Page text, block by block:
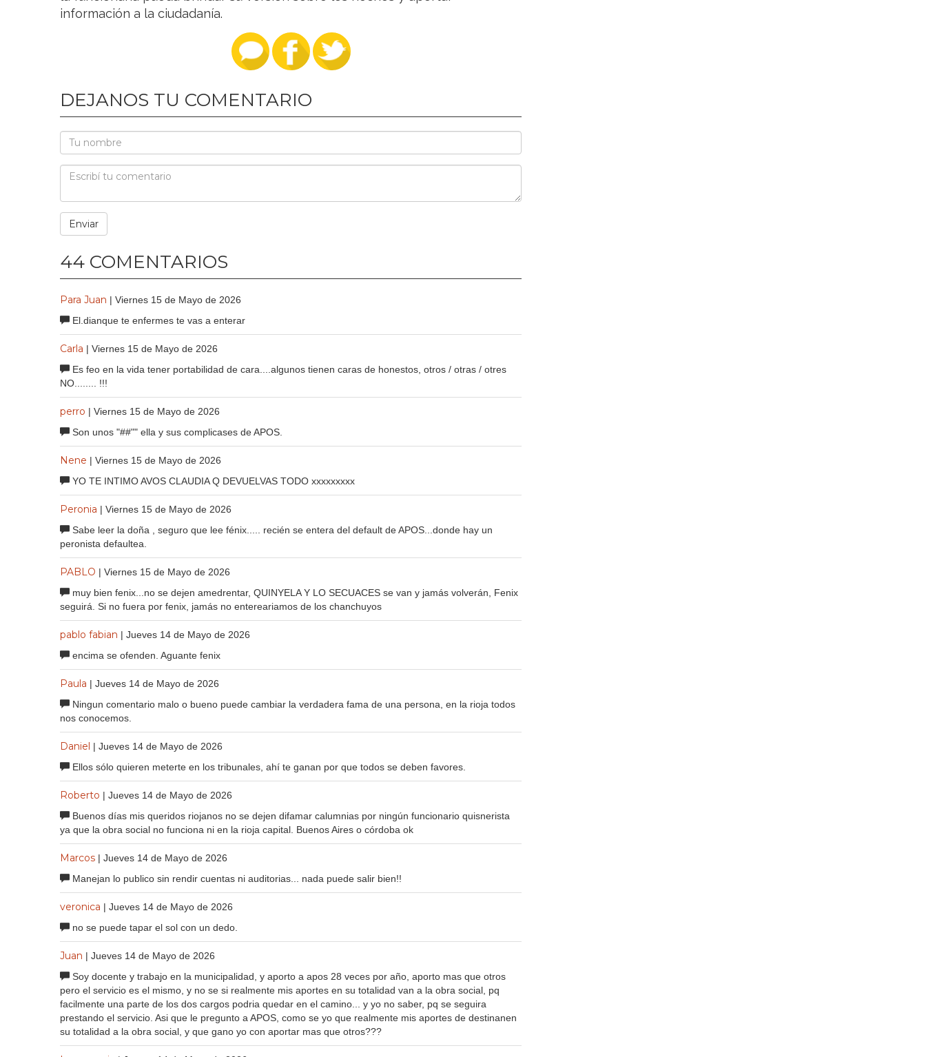
información a la ciudadanía.
DEJANOS TU COMENTARIO
44 COMENTARIOS
Para Juan | Viernes 15 de Mayo de 2026
El.dianque te enfermes te vas a enterar
Carla | Viernes 15 de Mayo de 2026
Es feo en la vida tener portabilidad de cara....algunos tienen caras de honestos, otros / otras / otres
NO........ !!!
perro | Viernes 15 de Mayo de 2026
Son unos "##"" ella y sus complicases de APOS.
Nene | Viernes 15 de Mayo de 2026
YO TE INTIMO AVOS CLAUDIA Q DEVUELVAS TODO xxxxxxxxx
Peronia | Viernes 15 de Mayo de 2026
Sabe leer la doña , seguro que lee fénix..... recién se entera del default de APOS...donde hay un
peronista defaultea.
PABLO | Viernes 15 de Mayo de 2026
muy bien fenix...no se dejen amedrentar, QUINYELA Y LO SECUACES se van y jamás volverán, Fenix
seguirá. Si no fuera por fenix, jamás no entereariamos de los chanchuyos
pablo fabian | Jueves 14 de Mayo de 2026
encima se ofenden. Aguante fenix
Paula | Jueves 14 de Mayo de 2026
Ningun comentario malo o bueno puede cambiar la verdadera fama de una persona, en la rioja todos
nos conocemos.
Daniel | Jueves 14 de Mayo de 2026
Ellos sólo quieren meterte en los tribunales, ahí te ganan por que todos se deben favores.
Roberto | Jueves 14 de Mayo de 2026
Buenos días mis queridos riojanos no se dejen difamar calumnias por ningún funcionario quisnerista
ya que la obra social no funciona ni en la rioja capital. Buenos Aires o córdoba ok
Marcos | Jueves 14 de Mayo de 2026
Manejan lo publico sin rendir cuentas ni auditorias... nada puede salir bien!!
veronica | Jueves 14 de Mayo de 2026
no se puede tapar el sol con un dedo.
Juan | Jueves 14 de Mayo de 2026
Soy docente y trabajo en la municipalidad, y aporto a apos 28 veces por año, aporto mas que otros
pero el servicio es el mismo, y no se si realmente mis aportes en su totalidad van a la obra social, pq
facilmente una parte de los dos cargos podria quedar en el camino... y yo no saber, pq se seguira
prestando el servicio. Asi que le pregunto a APOS, como se yo que realmente mis aportes de destinanen
su totalidad a la obra social, y que gano yo con aportar mas que otros???